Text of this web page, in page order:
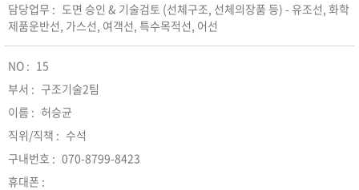
도면 승인 & 기술검토 (선체구조, 선체의장품 등) - 유조선, 화학
제품운반선, 가스선, 여객선, 특수목적선, 어선
15
구조기술2팀
허승균
수석
070-8799-8423